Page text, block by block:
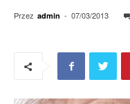
Przez admin - 07/03/2013